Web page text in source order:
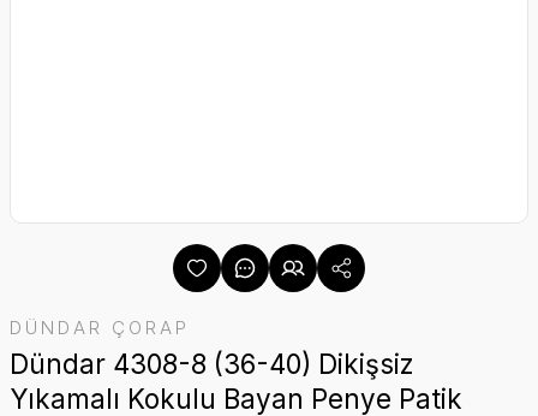
DÜNDAR ÇORAP
Dündar 4308-8 (36-40) Dikişsiz
Yıkamalı Kokulu Bayan Penye Patik